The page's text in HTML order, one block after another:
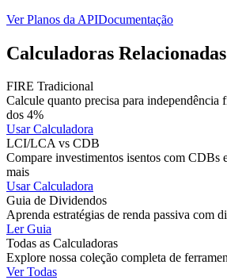
Ver Planos da APIDocumentação
Calculadoras Relacionadas
FIRE Tradicional
Calcule quanto precisa para independência
dos 4%
Usar Calculadora
LCI/LCA vs CDB
Compare investimentos isentos com CDBs
mais
Usar Calculadora
Guia de Dividendos
Aprenda estratégias de renda passiva com
Ler Guia
Todas as Calculadoras
Explore nossa coleção completa de
Ver Todas